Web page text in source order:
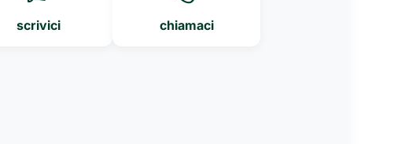
scrivici chiamaci